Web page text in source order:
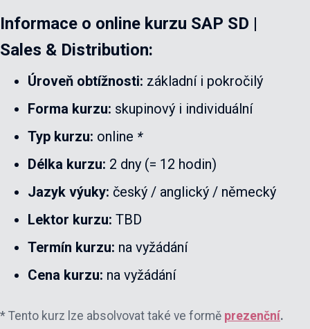
Informace o online kurzu SAP SD |
Sales & Distribution:
Úroveň obtížnosti: základní i pokročilý
Forma kurzu: skupinový i individuální
Typ kurzu: online *
Délka kurzu: 2 dny (= 12 hodin)
Jazyk výuky: český / anglický / německý
Lektor kurzu: TBD
Termín kurzu: na vyžádání
Cena kurzu: na vyžádání
* Tento kurz lze absolvovat také ve formě prezenční.